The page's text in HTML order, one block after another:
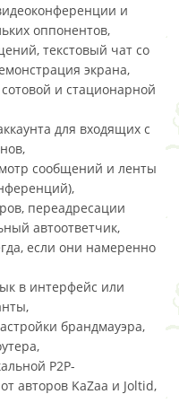
и
оппонентов,
текстовый чат со
экрана,
и стационарной
для входящих с
сообщений и ленты
переадресации
автоответчик,
если они намеренно
в интерфейс или
брандмауэра,
P2P-
авторов KaZaa и Joltid,